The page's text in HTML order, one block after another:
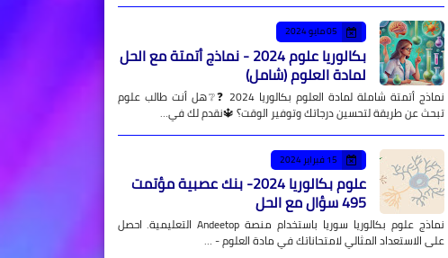
05 مايو 2024
بكالوريا علوم 2024 - نماذج أتمتة مع الحل
لمادة العلوم (شامل)
نماذج أتمتة شاملة لمادة العلوم بكالوريا 2024 ❓❔هل أنت طالب علوم
تبحث عن طريقة لتحسين درجاتك وتوفير الوقت؟ 🔱نقدم لك في…
15 فبراير 2024
علوم بكالوريا 2024- بنك عصبية مؤتمت
495 سؤال مع الحل
نماذج علوم بكالوريا سوريا باستخدام منصة Andeetop التعليمية. احصل
على الاستعداد المثالي لامتحاناتك في مادة العلوم - …